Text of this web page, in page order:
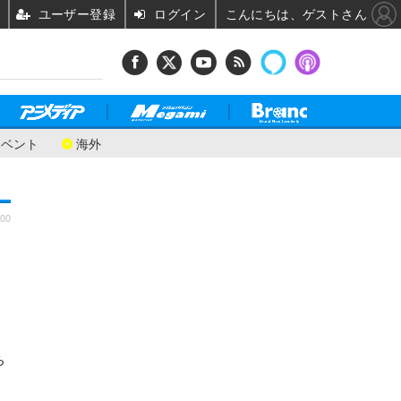
ント 海外
ユーザー登録 ログイン こんにちは、ゲストさん